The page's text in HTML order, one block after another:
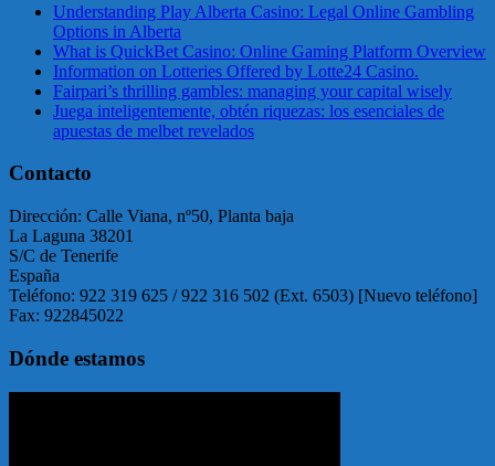
Understanding Play Alberta Casino: Legal Online Gambling
Options in Alberta
What is QuickBet Casino: Online Gaming Platform Overview
Information on Lotteries Offered by Lotte24 Casino.
Fairpari’s thrilling gambles: managing your capital wisely
Juega inteligentemente, obtén riquezas: los esenciales de
apuestas de melbet revelados
Contacto
Dirección: Calle Viana, nº50, Planta baja
La Laguna 38201
S/C de Tenerife
España
Teléfono: 922 319 625 / 922 316 502 (Ext. 6503) [Nuevo teléfono]
Fax: 922845022
Dónde estamos